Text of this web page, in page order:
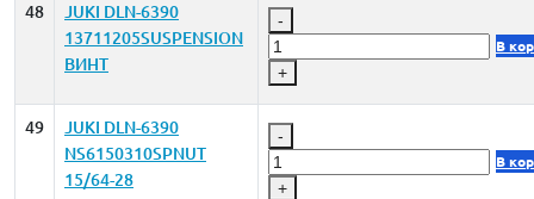
48
JUKI DLN-6390
13711205SUSPENSION
ВИНТ
-
+
В
49
JUKI DLN-6390
NS6150310SPNUT
15/64-28
-
+
В